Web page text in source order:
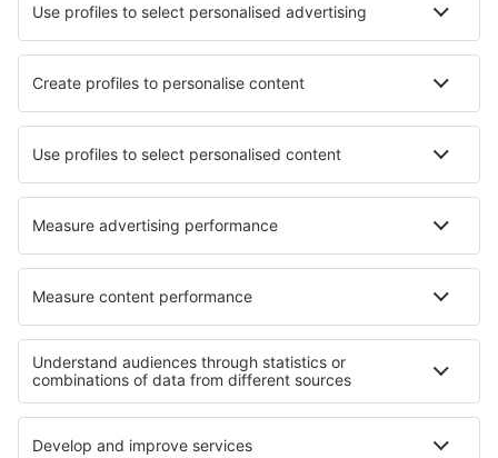
Beste hotels - steden
Hotels in Cabeço de Vide Hotels in Moncalvo
Hotels in Silberg Hotels in Wellerlooi Hotels in Tréteau
Hotels in Zirkow Hotels in Walton-on-thames
Beste hotels - regio's
Hotels op Euboea Hotels in Kavala Hotels in Andros
Hotels on Thassos Hotels op Karpathos
Hotels in Turkije Hotels in Šariš
Hotels in Wachau Valley Hotels in Alpbachtal